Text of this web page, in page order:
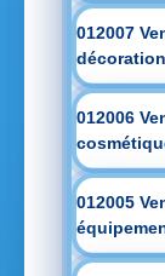
012007
012006
012005